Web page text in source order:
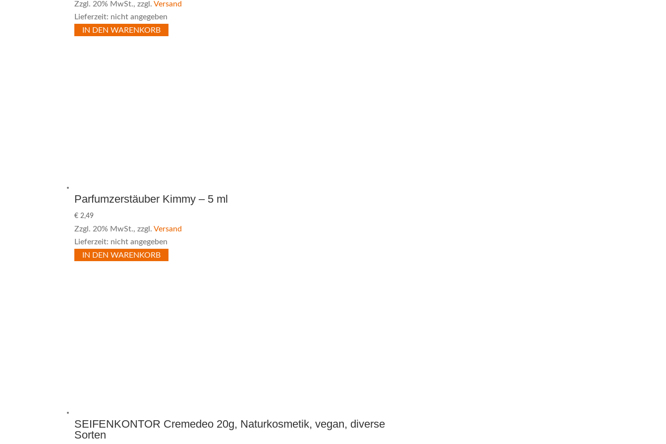
Zzgl. 20% MwSt., zzgl.Versand
Lieferzeit: nicht angegeben
IN DEN WARENKORB
Parfumzerstäuber Kimmy – 5 ml
€ 2,49
Zzgl. 20% MwSt., zzgl.Versand
Lieferzeit: nicht angegeben
IN DEN WARENKORB
SEIFENKONTOR Cremedeo 20g, Naturkosmetik, vegan, diverse
Sorten